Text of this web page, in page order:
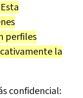
perfiles
la
confidencial: